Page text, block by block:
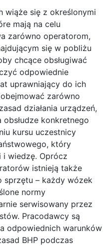
wiąże się z określonymi
mają na celu
zarówno operatorom,
się w pobliżu
chcące obsługiwać
odpowiednie
uprawniający do ich
zarówno
działania urządzeń,
konkretnego
kursu uczestnicy
który
i wiedzę. Oprócz
istnieją także
sprzętu – każdy wózek
normy
serwisowany przez
Pracodawcy są
odpowiednich warunków
BHP podczas